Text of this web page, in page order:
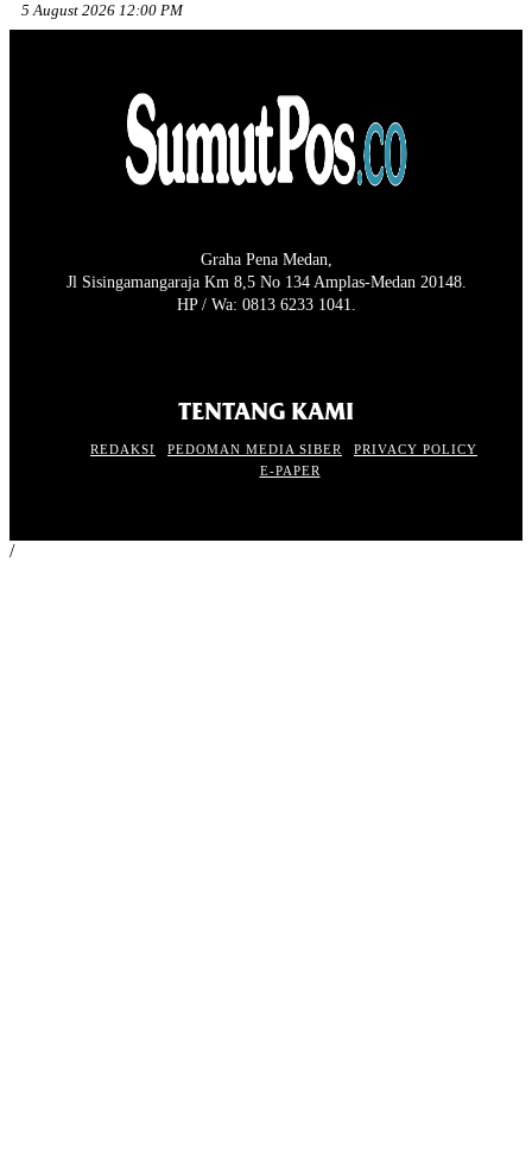
5 August 2026 12:00 PM
Graha Pena Medan,
Jl Sisingamangaraja Km 8,5 No 134 Amplas-Medan 20148.
HP / Wa: 0813 6233 1041.
TENTANG KAMI
REDAKSI PEDOMAN MEDIA SIBER
PRIVACY POLICY
E-PAPER
/